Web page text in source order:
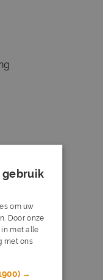
gebruik
om uw
Door onze
met alle
met ons
→